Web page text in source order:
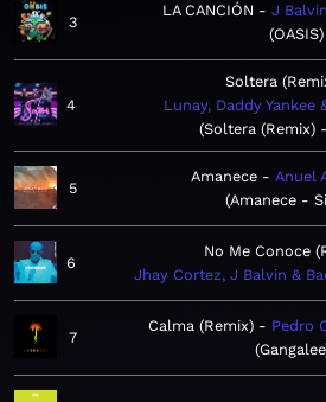
3
LA CANCIÓN
J
OASIS
4
Soltera
Lunay, Daddy Yankee
Soltera (Remix)
5
Amanece
Anuel
Amanece -
6
No Me Conoce
Jhay Cortez, J Balvin &
7
Calma (Remix)
Pedro
Gangalee